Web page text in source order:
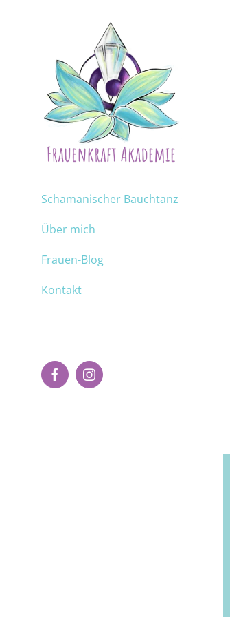
Schamanischer Bauchtanz
Über mich
Frauen-Blog
Kontakt
FacebookInstagram